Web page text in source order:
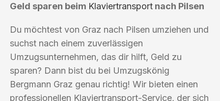
Geld sparen beim Klaviertransport nach Pilsen
Du möchtest von Graz nach Pilsen umziehen und
suchst nach einem zuverlässigen
Umzugsunternehmen, das dir hilft, Geld zu
sparen? Dann bist du bei Umzugskönig
Bergmann Graz genau richtig! Wir bieten einen
professionellen Klaviertransport-Service, der sich